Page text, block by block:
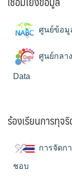
ศูนย์ข้อมู
ศูนย์กลา
Data
ร้องเรียนการทุจ
การจัดก
ชอบ